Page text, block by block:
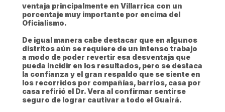
ventaja principalmente en Villarrica con un
porcentaje muy importante por encima del
Oficialismo.
De igual manera cabe destacar que en algunos
distritos aún se requiere de un intenso trabajo
a modo de poder revertir esa desventaja que
pueda incidir en los resultados, pero se destaca
la confianza y el gran respaldo que se siente en
los recorridos por compañías, barrios, casa por
casa refirió el Dr. Vera al confirmar sentirse
seguro de lograr cautivar a todo el Guairá.